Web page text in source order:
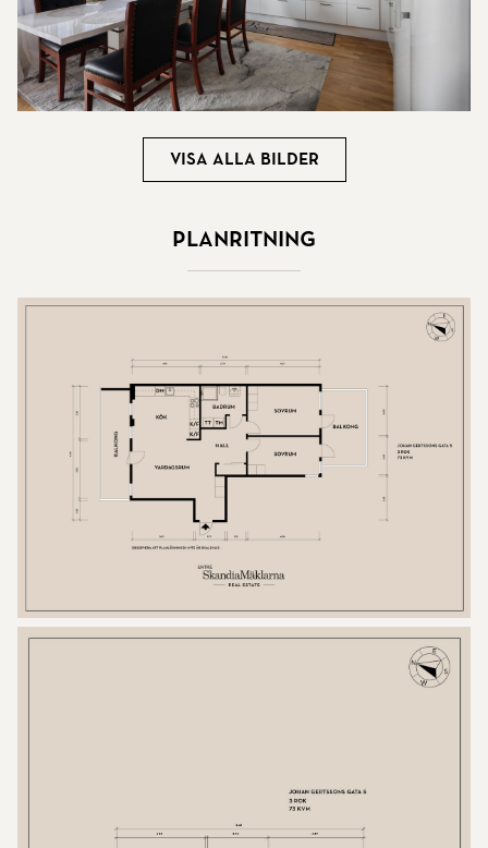
Visa alla bilder
Planritning